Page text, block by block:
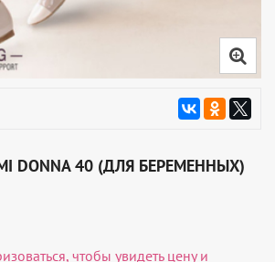
DONNA 40 (ДЛЯ БЕРЕМЕННЫХ)
, чтобы увидеть цену и